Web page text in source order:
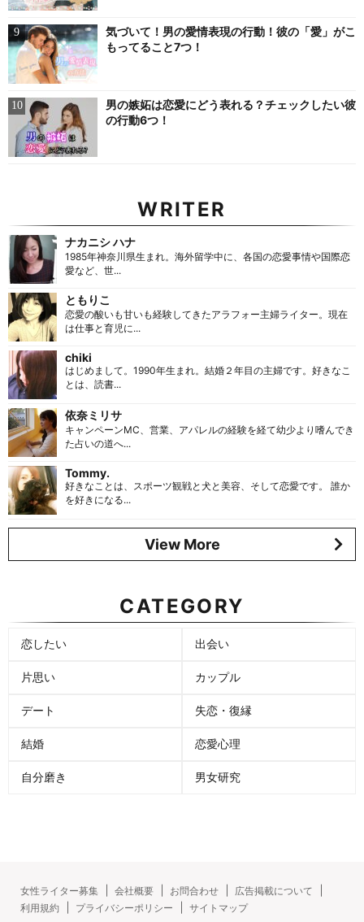
気づいて！男の愛情表現の行動！彼の「愛」がこ
もってること7つ！
男の嫉妬は恋愛にどう表れる？チェックしたい彼
の行動6つ！
WRITER
ナカニシ ハナ
1985年神奈川県生まれ。海外留学中に、各国の恋愛事情や国際恋
愛など、世...
ともりこ
恋愛の酸いも甘いも経験してきたアラフォー主婦ライター。現在
は仕事と育児に...
chiki
はじめまして。1990年生まれ。結婚２年目の主婦です。好きなこ
とは、読書...
依奈ミリサ
キャンペーンMC、営業、アパレルの経験を経て幼少より嗜んでき
た占いの道へ...
Tommy.
好きなことは、スポーツ観戦と犬と美容、そして恋愛です。 誰か
を好きになる...
View More
CATEGORY
恋したい 出会い
片思い カップル
デート 失恋・復縁
結婚 恋愛心理
自分磨き 男女研究
女性ライター募集 会社概要 お問合わせ
広告掲載について
利用規約
プライバシーポリシー サイトマップ